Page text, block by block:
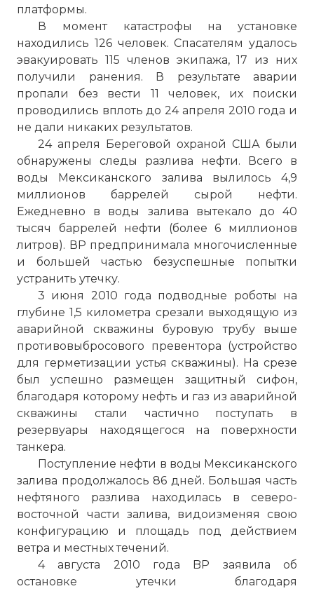
платформы.
В момент катастрофы на установке
находились 126 человек. Спасателям удалось
эвакуировать 115 членов экипажа, 17 из них
получили ранения. В результате аварии
пропали без вести 11 человек, их поиски
проводились вплоть до 24 апреля 2010 года и
не дали никаких результатов.
24 апреля Береговой охраной США были
обнаружены следы разлива нефти. Всего в
воды Мексиканского залива вылилось 4,9
миллионов баррелей сырой нефти.
Ежедневно в воды залива вытекало до 40
тысяч баррелей нефти (более 6 миллионов
литров). ВР предпринимала многочисленные
и большей частью безуспешные попытки
устранить утечку.
3 июня 2010 года подводные роботы на
глубине 1,5 километра срезали выходящую из
аварийной скважины буровую трубу выше
противовыбросового превентора (устройство
для герметизации устья скважины). На срезе
был успешно размещен защитный сифон,
благодаря которому нефть и газ из аварийной
скважины стали частично поступать в
резервуары находящегося на поверхности
танкера.
Поступление нефти в воды Мексиканского
залива продолжалось 86 дней. Большая часть
нефтяного разлива находилась в северо-
восточной части залива, видоизменяя свою
конфигурацию и площадь под действием
ветра и местных течений.
4 августа 2010 года BP заявила об
остановке утечки благодаря